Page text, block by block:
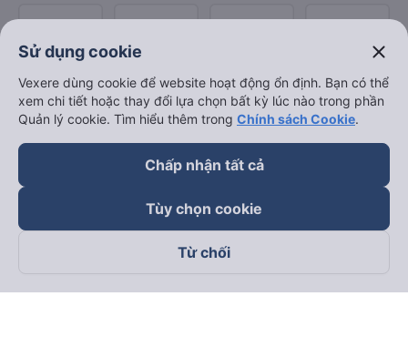
Theo dõi chúng tôi trên
Sử dụng cookie close
Vexere dùng cookie để website hoạt động ổn định. Bạn có thể
xem chi tiết hoặc thay đổi lựa chọn bất kỳ lúc nào trong phần
Quản lý cookie. Tìm hiểu thêm trong Chính sách Cookie.
Chấp nhận tất cả
Tùy chọn cookie
Từ chối